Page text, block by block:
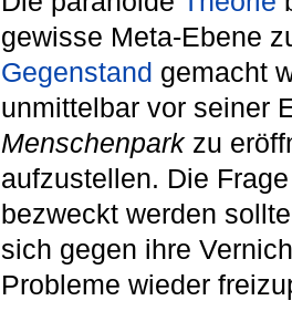
gewisse Meta-Ebene
Gegenstand gemacht
unmittelbar vor seiner
Menschenparkzu
aufzustellen. Die
bezweckt werden
sich gegen ihre
Probleme wieder